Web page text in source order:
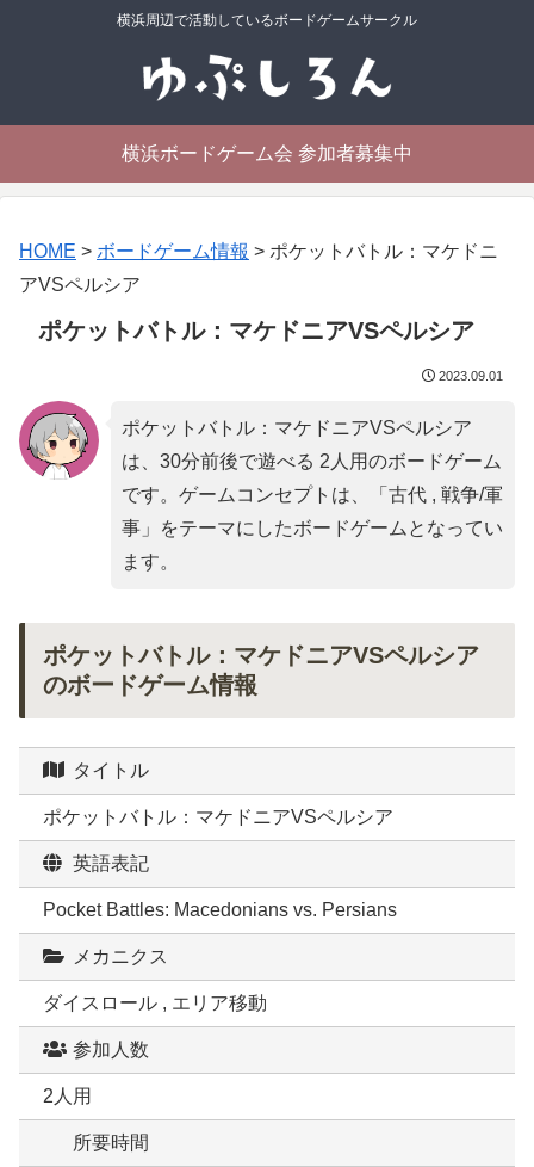
横浜周辺で活動しているボードゲームサークル
横浜ボードゲーム会 参加者募集中
HOME > ボードゲーム情報 > ポケットバトル：マケドニ
アVSペルシア
ポケットバトル：マケドニアVSペルシア
2023.09.01
ポケットバトル：マケドニアVSペルシア
は、30分前後で遊べる 2人用のボードゲーム
です。ゲームコンセプトは、「 古代 , 戦争/軍
事」をテーマにしたボードゲームとなってい
ます。
ポケットバトル：マケドニアVSペルシア
のボードゲーム情報
タイトル
ポケットバトル：マケドニアVSペルシア
英語表記
Pocket Battles: Macedonians vs. Persians
メカニクス
ダイスロール , エリア移動
参加人数
2人用
所要時間